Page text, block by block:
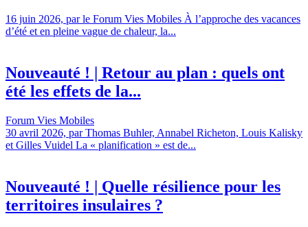
16 juin 2026, par le Forum Vies Mobiles À l’approche des vacances
d’été et en pleine vague de chaleur, la...
Nouveauté ! | Retour au plan : quels ont
été les effets de la...
Forum Vies Mobiles
30 avril 2026, par Thomas Buhler, Annabel Richeton, Louis Kalisky
et Gilles Vuidel La « planification » est de...
Nouveauté ! | Quelle résilience pour les
territoires insulaires ?